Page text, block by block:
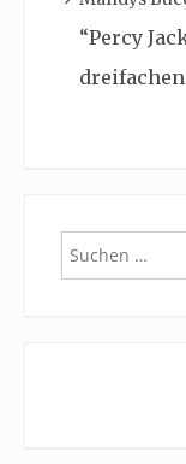
“Percy
Suchen
nach: